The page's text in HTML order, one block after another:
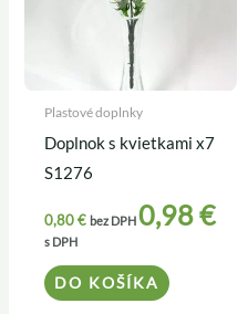
Plastové doplnky
Doplnok s kvietkami x7
S1276
0,80€ bez DPH0,98€
s DPH
DO KOŠÍKA